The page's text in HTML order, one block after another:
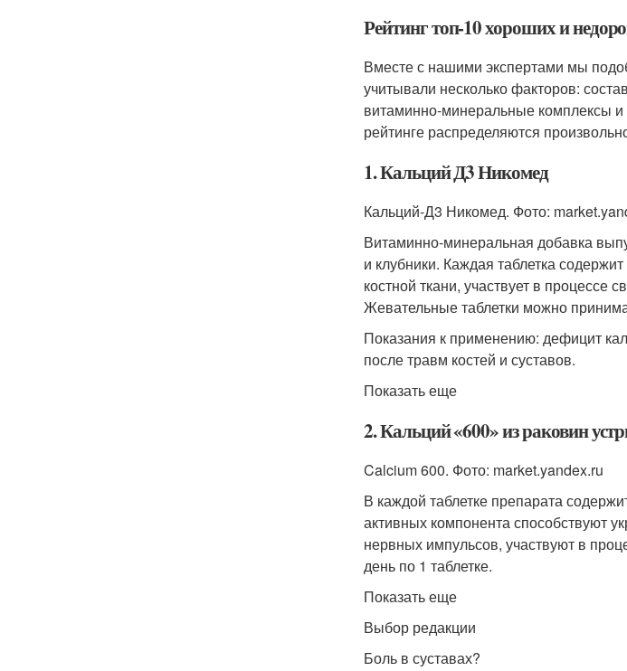
Рейтинг топ-10 хороших и
Вместе с нашими экспертами мы
учитывали несколько факторов:
витаминно-минеральные комплексы и
рейтинге распределяются
1. Кальций Д3 Никомед
Кальций-Д3 Никомед. Фото:
Витаминно-минеральная добавка
и клубники. Каждая таблетка
костной ткани, участвует в
Жевательные таблетки можно
Показания к применению: дефицит
после травм костей и суставов.
Показать еще
2. Кальций «600» из раковин
Calcium 600. Фото: market.yandex.ru
В каждой таблетке препарата
активных компонента способствуют
нервных импульсов, участвуют в
день по 1 таблетке.
Показать еще
Выбор редакции
Боль в суставах?